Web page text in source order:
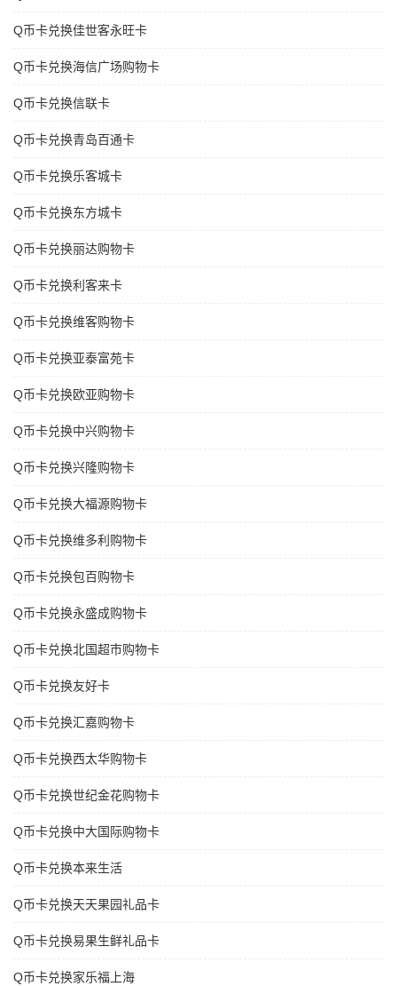
Q币卡兑换佳世客永旺卡
Q币卡兑换海信广场购物卡
Q币卡兑换信联卡
Q币卡兑换青岛百通卡
Q币卡兑换乐客城卡
Q币卡兑换东方城卡
Q币卡兑换丽达购物卡
Q币卡兑换利客来卡
Q币卡兑换维客购物卡
Q币卡兑换亚泰富苑卡
Q币卡兑换欧亚购物卡
Q币卡兑换中兴购物卡
Q币卡兑换兴隆购物卡
Q币卡兑换大福源购物卡
Q币卡兑换维多利购物卡
Q币卡兑换包百购物卡
Q币卡兑换永盛成购物卡
Q币卡兑换北国超市购物卡
Q币卡兑换友好卡
Q币卡兑换汇嘉购物卡
Q币卡兑换西太华购物卡
Q币卡兑换世纪金花购物卡
Q币卡兑换中大国际购物卡
Q币卡兑换本来生活
Q币卡兑换天天果园礼品卡
Q币卡兑换易果生鲜礼品卡
Q币卡兑换家乐福上海